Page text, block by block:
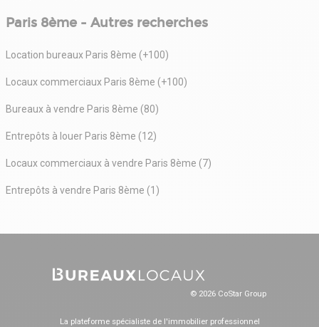
Paris 8ème - Autres recherches
Location bureaux Paris 8ème (+100)
Locaux commerciaux Paris 8ème (+100)
Bureaux à vendre Paris 8ème (80)
Entrepôts à louer Paris 8ème (12)
Locaux commerciaux à vendre Paris 8ème (7)
Entrepôts à vendre Paris 8ème (1)
© 2026 CoStar Group
La plateforme spécialiste de l'immobilier professionnel